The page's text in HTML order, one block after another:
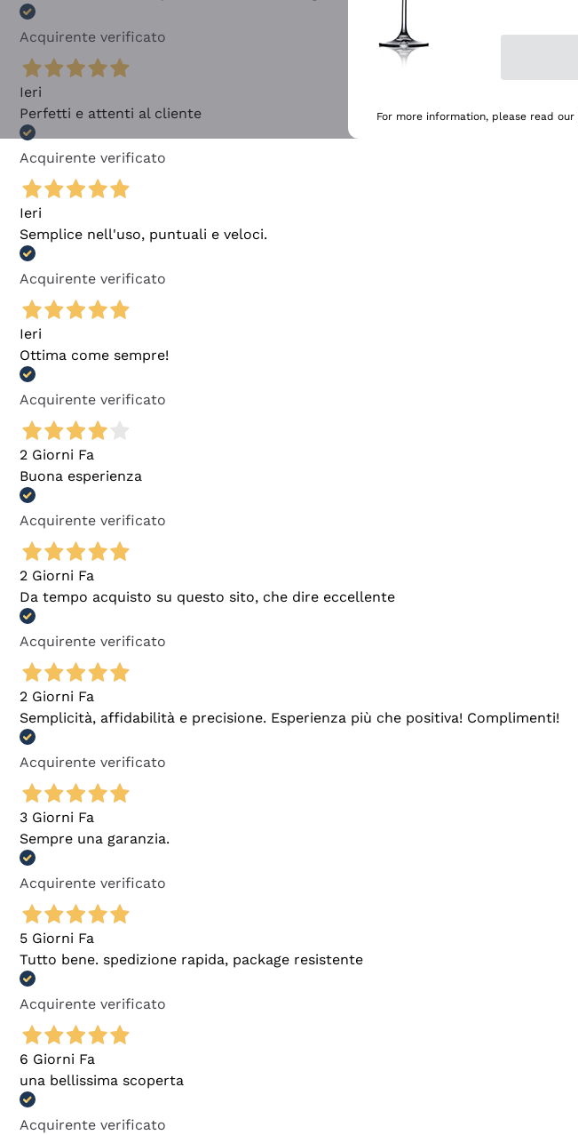
Acquirente verificato
Ieri
Perfetti e attenti al cliente
Acquirente verificato
Ieri
Semplice nell'uso, puntuali e veloci.
Acquirente verificato
Ieri
Ottima come sempre!
Acquirente verificato
2 Giorni Fa
Buona esperienza
Acquirente verificato
2 Giorni Fa
Da tempo acquisto su questo sito, che dire eccellente
Acquirente verificato
2 Giorni Fa
Semplicità, affidabilità e precisione. Esperienza più che positiva! Complimenti!
Acquirente verificato
3 Giorni Fa
Sempre una garanzia.
Acquirente verificato
5 Giorni Fa
Tutto bene. spedizione rapida, package resistente
Acquirente verificato
6 Giorni Fa
una bellissima scoperta
Acquirente verificato
For more information, please read our